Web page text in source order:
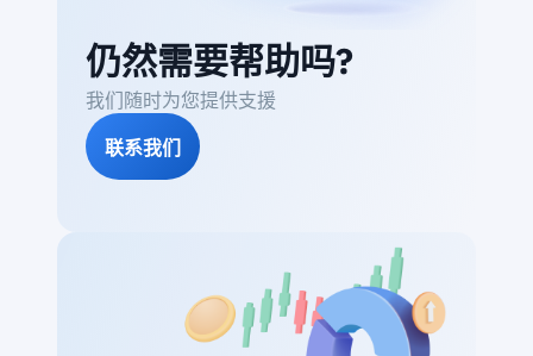
仍然需要帮助吗?
我们随时为您提供支援
联系我们